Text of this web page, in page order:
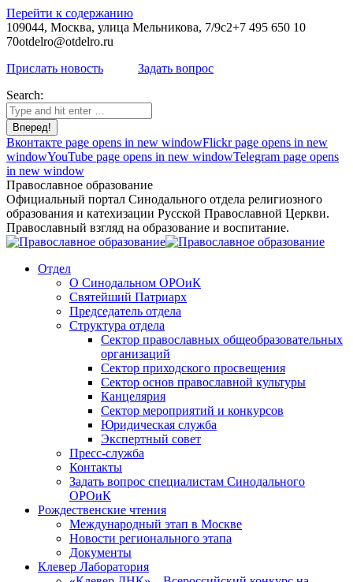
Перейти к содержанию
109044, Москва, улица Мельникова, 7/9с2+7 495 650 10
70otdelro@otdelro.ru
Прислать новость
Задать вопрос
Search:
Вконтакте page opens in new windowFlickr page opens in new
windowYouTube page opens in new windowTelegram page opens
in new window
Православное образование
Официальный портал Синодального отдела религиозного
образования и катехизации Русской Православной Церкви.
Православный взгляд на образование и воспитание.
Отдел
О Синодальном ОРОиК
Святейший Патриарх
Председатель отдела
Структура отдела
Сектор православных общеобразовательных
организаций
Сектор приходского просвещения
Сектор основ православной культуры
Канцелярия
Сектор мероприятий и конкурсов
Юридическая служба
Экспертный совет
Пресс-служба
Контакты
Задать вопрос специалистам Синодального
ОРОиК
Рождественские чтения
Международный этап в Москве
Новости регионального этапа
Документы
Клевер Лаборатория